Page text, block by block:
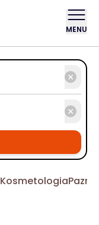
MENU
Kosmetologia